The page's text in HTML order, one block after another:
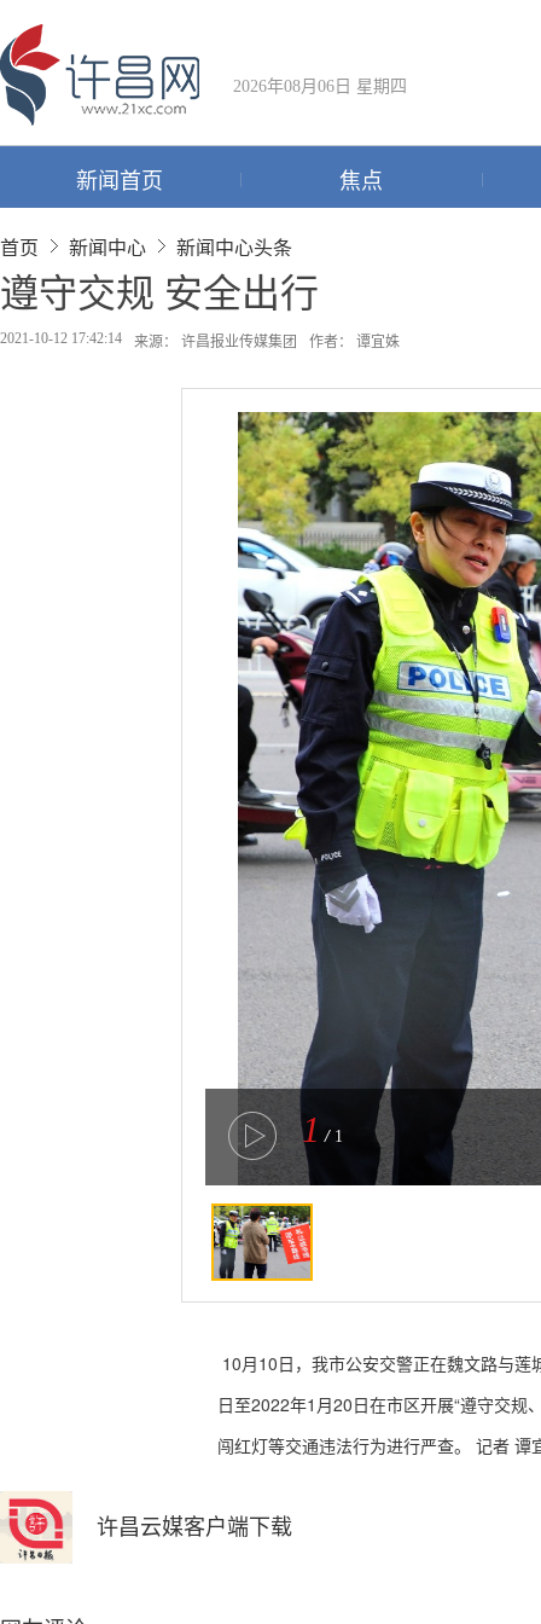
2026年08月06日 星期四
新闻首页 焦点
首页 新闻中心 新闻中心头条
遵守交规 安全出行
2021-10-12 17:42:14 来源： 许昌报业传媒集团 作者： 谭宜姝
1 / 1
10月10日，我市公安交警正在魏文路与
日至2022年1月20日在市区开展“遵守交规
闯红灯等交通违法行为进行严查。 记者 谭
许昌云媒客户端下载